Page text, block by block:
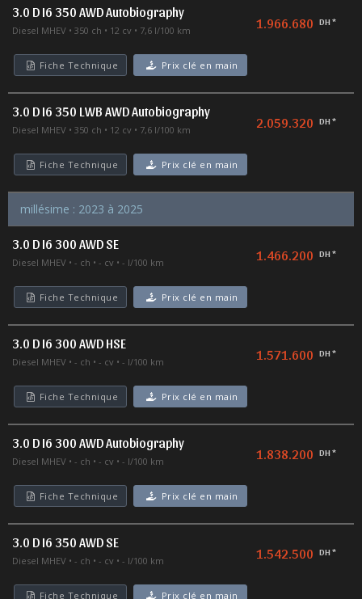
3.0 D I6 350 AWD Autobiography
Diesel MHEV 350 ch 12 cv 7,6 l/100 km 1.966.680 DH *
Fiche Technique Prix clé en main
3.0 D I6 350 LWB AWD Autobiography
Diesel MHEV 350 ch 12 cv 7,6 l/100 km 2.059.320 DH *
Fiche Technique Prix clé en main
millésime : 2023 à 2025
3.0 D I6 300 AWD SE
Diesel MHEV - ch - cv - l/100 km 1.466.200 DH *
Fiche Technique Prix clé en main
3.0 D I6 300 AWD HSE
Diesel MHEV - ch - cv - l/100 km 1.571.600 DH *
Fiche Technique Prix clé en main
3.0 D I6 300 AWD Autobiography
Diesel MHEV - ch - cv - l/100 km 1.838.200 DH *
Fiche Technique Prix clé en main
3.0 D I6 350 AWD SE
Diesel MHEV - ch - cv - l/100 km 1.542.500 DH *
Fiche Technique Prix clé en main